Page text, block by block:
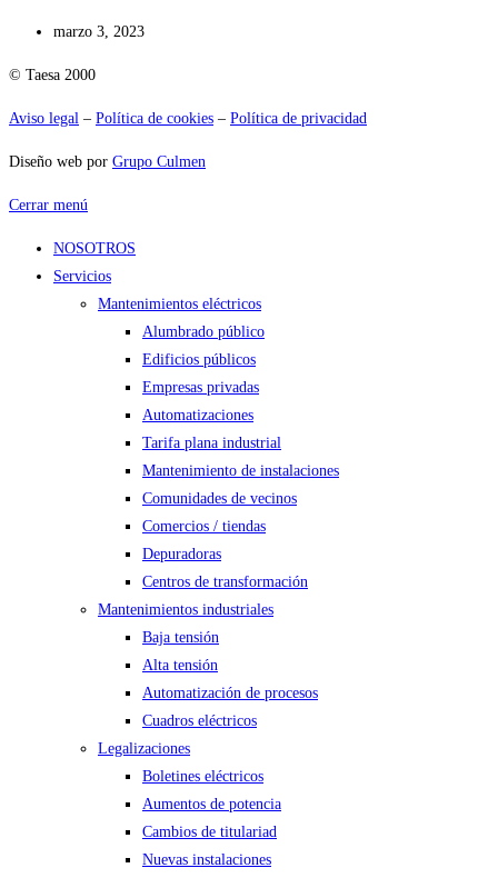
marzo 3, 2023
© Taesa 2000
Aviso legal – Política de cookies – Política de privacidad
Diseño web por Grupo Culmen
Cerrar menú
NOSOTROS
Servicios
Mantenimientos eléctricos
Alumbrado público
Edificios públicos
Empresas privadas
Automatizaciones
Tarifa plana industrial
Mantenimiento de instalaciones
Comunidades de vecinos
Comercios / tiendas
Depuradoras
Centros de transformación
Mantenimientos industriales
Baja tensión
Alta tensión
Automatización de procesos
Cuadros eléctricos
Legalizaciones
Boletines eléctricos
Aumentos de potencia
Cambios de titulariad
Nuevas instalaciones